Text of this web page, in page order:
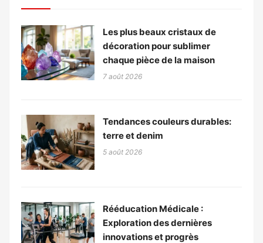
Les plus beaux cristaux de
décoration pour sublimer
chaque pièce de la maison
7 août 2026
Tendances couleurs durables:
terre et denim
5 août 2026
Rééducation Médicale :
Exploration des dernières
innovations et progrès